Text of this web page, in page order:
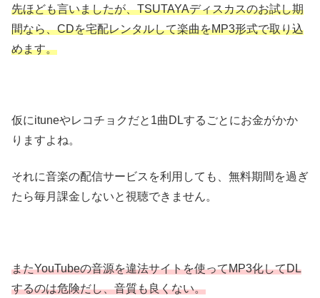
先ほども言いましたが、TSUTAYAディスカスのお試し期
間なら、CDを宅配レンタルして楽曲をMP3形式で取り込
めます。
仮にituneやレコチョクだと1曲DLするごとにお金がかか
りますよね。
それに音楽の配信サービスを利用しても、無料期間を過ぎ
たら毎月課金しないと視聴できません。
またYouTubeの音源を違法サイトを使ってMP3化してDL
するのは危険だし、音質も良くない。